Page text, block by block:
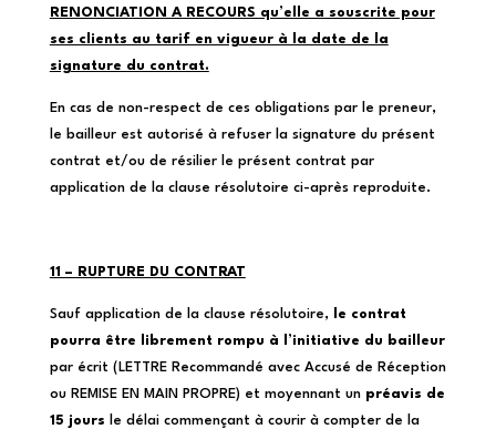
RENONCIATION A RECOURS qu’elle a souscrite pour
ses clients au tarif en vigueur à la date de la
signature du contrat.
En cas de non-respect de ces obligations par le preneur,
le bailleur est autorisé à refuser la signature du présent
contrat et/ou de résilier le présent contrat par
application de la clause résolutoire ci-après reproduite.
11 – RUPTURE DU CONTRAT
Sauf application de la clause résolutoire,
le contrat
pourra être librement rompu à l’initiative du bailleur
par écrit (LETTRE Recommandé avec Accusé de Réception
ou REMISE EN MAIN PROPRE) et moyennant un préavis de
15 jours le délai commençant à courir à compter de la